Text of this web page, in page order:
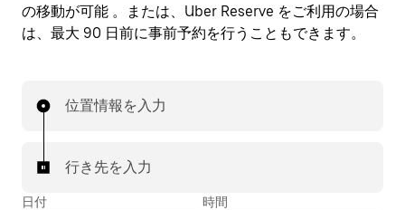
の移動が可能 。または、Uber Reserve をご利用の場合
は、最大 90 日前に事前予約を行うこともできます。
位置情報を入力
行き先を入力
日付 時間